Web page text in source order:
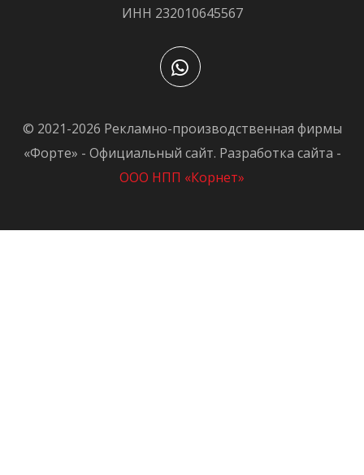
ИНН 232010645567
© 2021-2026 Рекламно-производственная фирмы
«Форте» - Официальный сайт. Разработка сайта -
ООО НПП «Корнет»